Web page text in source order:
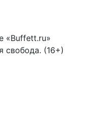
«Buffett.ru»
свобода. (16+)